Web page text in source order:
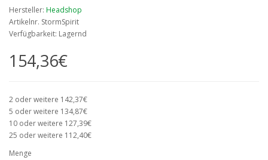
Hersteller: Headshop
Artikelnr. StormSpirit
Verfügbarkeit: Lagernd
154,36€
2 oder weitere 142,37€
5 oder weitere 134,87€
10 oder weitere 127,39€
25 oder weitere 112,40€
Menge